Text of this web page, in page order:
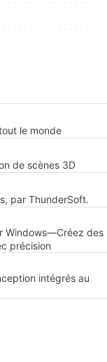
le monde
de scènes 3D
par ThunderSoft.
Windows—Créez des
précision
intégrés au